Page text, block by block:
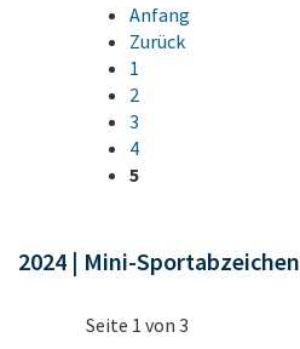
Anfang
Zurück
1
2
3
4
5
2024 | Mini-Sportabzeichen
Seite 1 von 3